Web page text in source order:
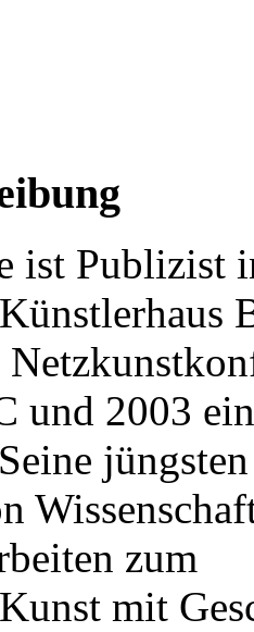
ist Publizist
und 2003
zum
mit